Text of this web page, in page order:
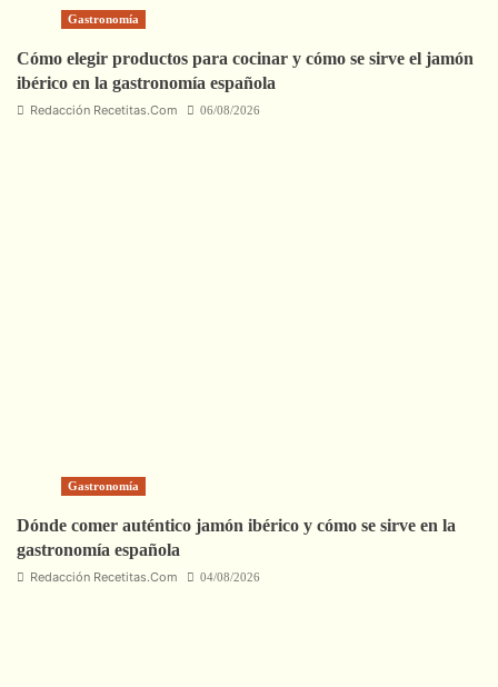
Gastronomía
Cómo elegir productos para cocinar y cómo se sirve el jamón
ibérico en la gastronomía española
Redacción Recetitas.Com 06/08/2026
Gastronomía
Dónde comer auténtico jamón ibérico y cómo se sirve en la
gastronomía española
Redacción Recetitas.Com 04/08/2026